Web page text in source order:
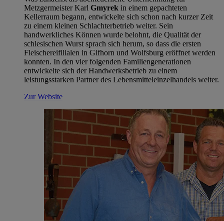
Metzgermeister Karl Gmyrek in einem gepachteten
Kellerraum begann, entwickelte sich schon nach kurzer Zeit
zu einem kleinen Schlachterbetrieb weiter. Sein
handwerkliches Können wurde belohnt, die Qualität der
schlesischen Wurst sprach sich herum, so dass die ersten
Fleischereifilialen in Gifhorn und Wolfsburg eröffnet werden
konnten. In den vier folgenden Familiengenerationen
entwickelte sich der Handwerksbetrieb zu einem
leistungsstarken Partner des Lebensmitteleinzelhandels weiter.
Zur Website